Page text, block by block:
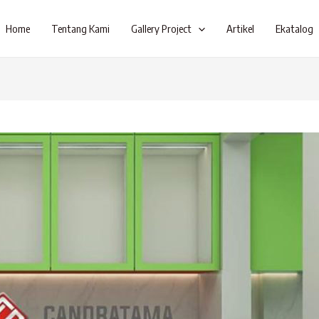
Home Tentang Kami Gallery Project Artikel Ekatalog